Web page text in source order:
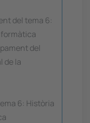
del tema 6:
del
de la
6: Història